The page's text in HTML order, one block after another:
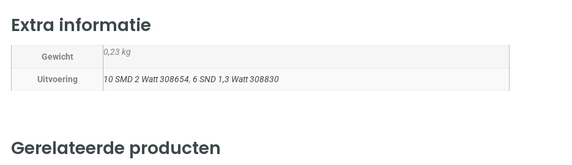
Extra informatie
Gewicht 0,23 kg
Uitvoering 10 SMD 2 Watt 308654, 6 SND 1,3 Watt 308830
Gerelateerde producten